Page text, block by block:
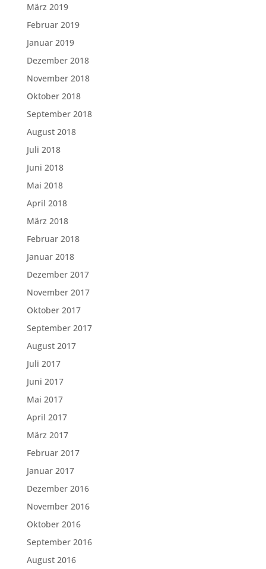
März 2019
Februar 2019
Januar 2019
Dezember 2018
November 2018
Oktober 2018
September 2018
August 2018
Juli 2018
Juni 2018
Mai 2018
April 2018
März 2018
Februar 2018
Januar 2018
Dezember 2017
November 2017
Oktober 2017
September 2017
August 2017
Juli 2017
Juni 2017
Mai 2017
April 2017
März 2017
Februar 2017
Januar 2017
Dezember 2016
November 2016
Oktober 2016
September 2016
August 2016